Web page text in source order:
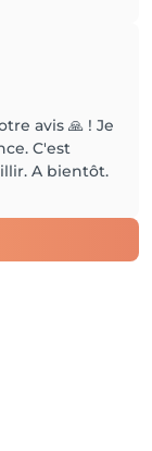
avis 🙏 ! Je
C'est
A bientôt.